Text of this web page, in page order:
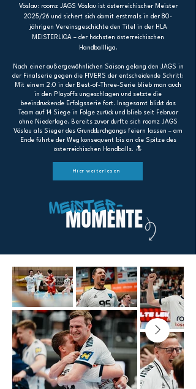
Vöslau: roomz JAGS Vöslau ist österreichischer Meister
2025/26 und sichert sich damit erstmals in der 80-
jährigen Vereinsgeschichte den Titel in der HLA
MEISTERLIGA – der höchsten österreichischen
Handballliga.
Nach einer außergewöhnlichen Saison gelang den JAGS in
der Finalserie gegen die FIVERS der entscheidende Schritt:
Mit einem 2:0 in der Best-of-Three-Serie blieb man auch
in den Playoffs ungeschlagen und setzte die
beeindruckende Erfolgsserie fort. Insgesamt blickt das
Team auf 14 Siege in Folge zurück und blieb seit Februar
ohne Niederlage. Bereits zuvor durfte sich roomz JAGS
Vöslau als Sieger des Grunddurchgangs feiern lassen – am
Ende führte der Weg konsequent bis an die Spitze des
österreichischen Handballs. 🔝
Hier weiterlesen